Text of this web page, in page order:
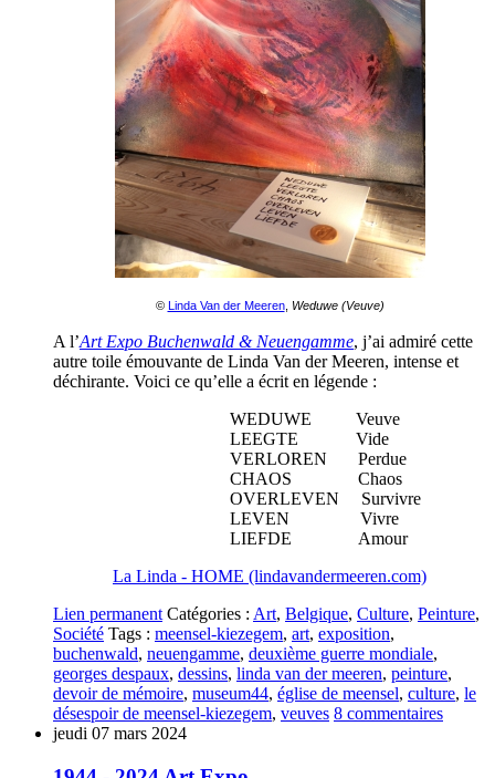
© Linda Van der Meeren, Weduwe (Veuve)
A l’Art Expo Buchenwald & Neuengamme, j’ai admiré cette
autre toile émouvante de Linda Van der Meeren, intense et
déchirante. Voici ce qu’elle a écrit en légende :
WEDUWE Veuve
LEEGTE Vide
VERLOREN Perdue
CHAOS Chaos
OVERLEVEN Survivre
LEVEN Vivre
LIEFDE Amour
La Linda - HOME (lindavandermeeren.com)
Lien permanent Catégories : Art, Belgique, Culture, Peinture,
Société Tags : meensel-kiezegem, art, exposition,
buchenwald, neuengamme, deuxième guerre mondiale,
georges despaux, dessins, linda van der meeren, peinture,
devoir de mémoire, museum44, église de meensel, culture, le
désespoir de meensel-kiezegem, veuves 8 commentaires
jeudi 07 mars 2024